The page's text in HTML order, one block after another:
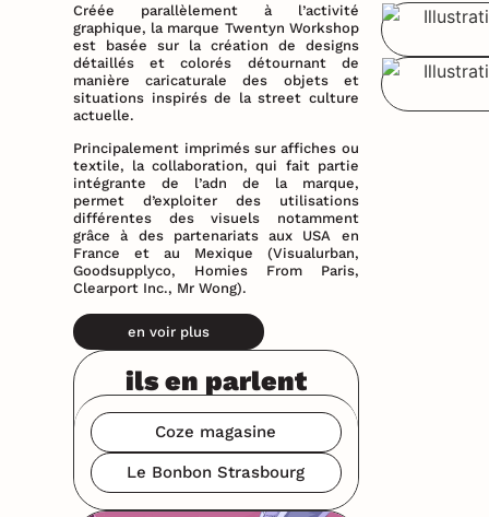
Créée parallèlement à l’activité
graphique, la marque Twentyn Workshop
est basée sur la création de designs
détaillés et colorés détournant de
manière caricaturale des objets et
situations inspirés de la street culture
actuelle.
Principalement imprimés sur affiches ou
textile, la collaboration, qui fait partie
intégrante de l’adn de la marque,
permet d’exploiter des utilisations
différentes des visuels notamment
grâce à des partenariats aux USA en
France et au Mexique (Visualurban,
Goodsupplyco, Homies From Paris,
Clearport Inc., Mr Wong).
en voir plus
ils en parlent
Coze magasine
Le Bonbon Strasbourg